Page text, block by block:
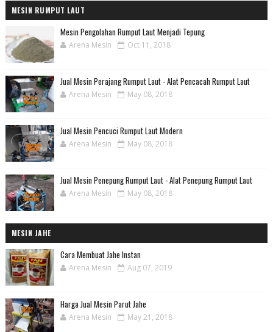
MESIN RUMPUT LAUT
Mesin Pengolahan Rumput Laut Menjadi Tepung
Arena Mesin Oct 11, 2018
Jual Mesin Perajang Rumput Laut - Alat Pencacah Rumput Laut
Arena Mesin May 08, 2018
Jual Mesin Pencuci Rumput Laut Modern
Arena Mesin May 08, 2018
Jual Mesin Penepung Rumput Laut - Alat Penepung Rumput Laut
Arena Mesin May 08, 2018
MESIN JAHE
Cara Membuat Jahe Instan
Arena Mesin Aug 07, 2019
Harga Jual Mesin Parut Jahe
Arena Mesin May 21, 2018